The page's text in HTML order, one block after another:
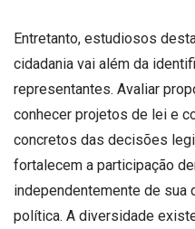
Entretanto, estudiosos
cidadania vai além da
representantes. Avaliar
conhecer projetos de lei e
concretos das decisões
fortalecem a participação
independentemente de sua
política. A diversidade